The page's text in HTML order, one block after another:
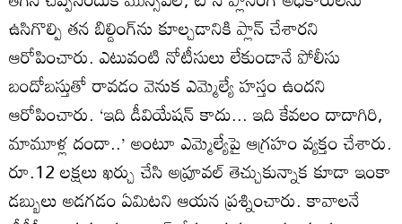
ఉసిగొల్పి తన బిల్డింగ్‌ను కూల్చడానికి ప్లాన్‌ చేశారని
ఆరోపించారు. ఎటువంటి నోటీసులు లేకుండానే పోలీసు
బందోబస్తుతో రావడం వెనుక ఎమ్మెల్యే హస్తం ఉందని
ఆరోపించారు. ‘ఇది డీవియేషన్‌ కాదు... ఇది కేవలం దాదాగిరి,
మామూళ్ల దందా..’ అంటూ ఎమ్మెల్యేపై ఆగ్రహం వ్యక్తం చేశారు.
రూ.12 లక్షలు ఖర్చు చేసి అప్రూవల్‌ తెచ్చుకున్నాక కూడా ఇంకా
డబ్బులు అడగడం ఏమిటని ఆయన ప్రశ్నించారు. కావాలనే